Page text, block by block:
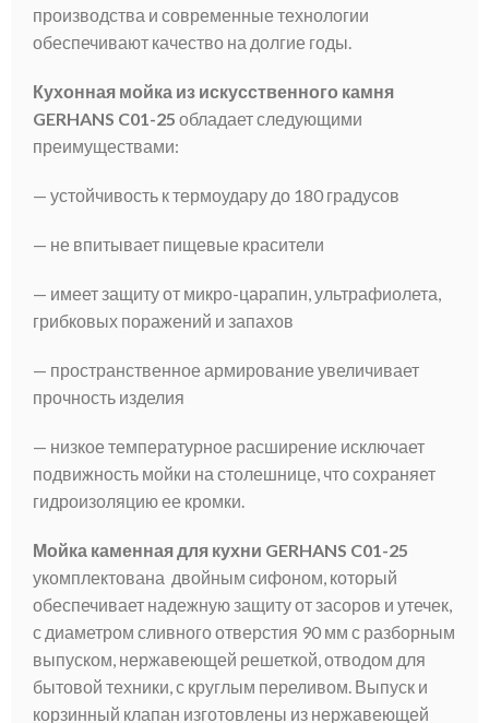
производства и современные технологии
обеспечивают качество на долгие годы.
Кухонная мойка из искусственного камня
GERHANS C01-25 обладает следующими
преимуществами:
— устойчивость к термоудару до 180 градусов
— не впитывает пищевые красители
— имеет защиту от микро-царапин, ультрафиолета,
грибковых поражений и запахов
— пространственное армирование увеличивает
прочность изделия
— низкое температурное расширение исключает
подвижность мойки на столешнице, что сохраняет
гидроизоляцию ее кромки.
Мойка каменная для кухни GERHANS C01-25
укомплектована двойным сифоном, который
обеспечивает надежную защиту от засоров и утечек,
с диаметром сливного отверстия 90 мм с разборным
выпуском, нержавеющей решеткой, отводом для
бытовой техники, с круглым переливом. Выпуск и
корзинный клапан изготовлены из нержавеющей